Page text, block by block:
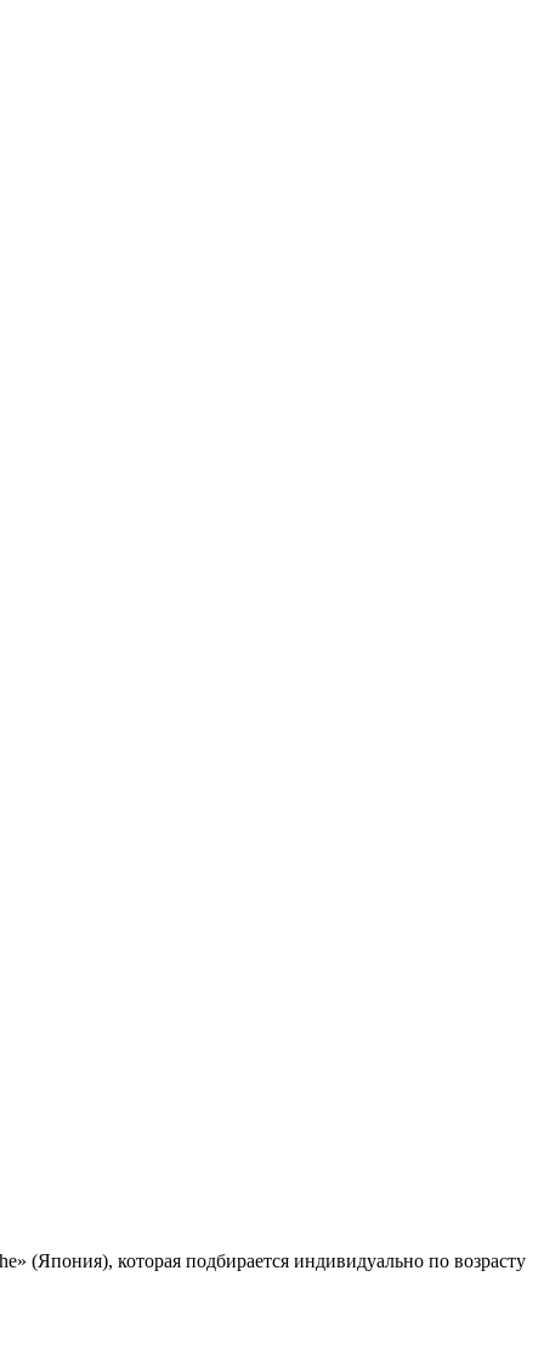
(Япония), которая подбирается индивидуально по возрасту